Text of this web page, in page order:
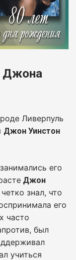
Джона
Ливерпуль
Джон Уинстон
его
Джон
знал, что
его
часто
был
учиться